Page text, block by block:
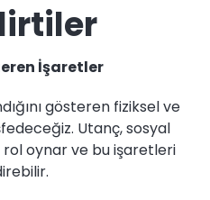
İşaretler
gösteren fiziksel ve
Utanç, sosyal
oynar ve bu işaretleri